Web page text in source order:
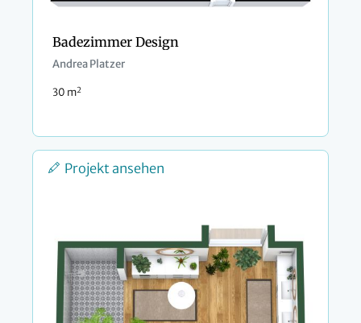
Badezimmer Design
Andrea Platzer
30 m2
Projekt ansehen